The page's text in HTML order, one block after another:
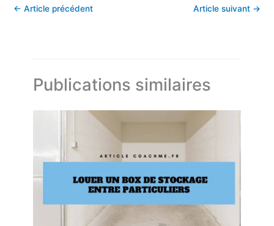
← Article précédent Article suivant →
Publications similaires